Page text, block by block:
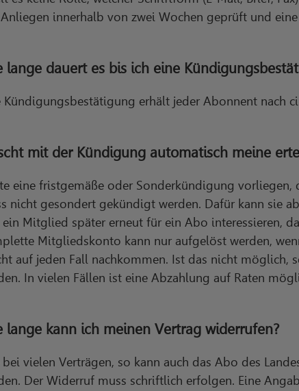
innerhalb von zwei Wochen geprüft und
lange dauert es bis ich eine
Kündigungsbestätigung erhält jeder Abonnent nach
mit der Kündigung automatisch meine
eine fristgemäße oder Sonderkündigung
nicht gesondert gekündigt werden. Dafür kann sie
ein Mitglied später erneut für ein Abo interessieren,
Mitgliedskonto kann nur aufgelöst werden,
auf jeden Fall nachkommen. Ist das nicht möglich,
In vielen Fällen ist eine Abzahlung auf Raten
lange kann ich meinen Vertrag widerrufen?
vielen Verträgen, so kann auch das Abo des
Der Widerruf muss schriftlich erfolgen. Eine